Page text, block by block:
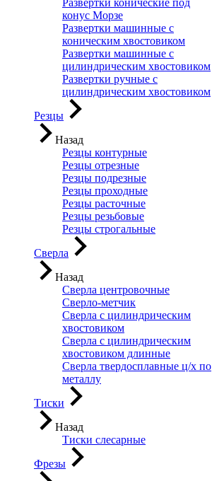
Развертки конические под
конус Морзе
Развертки машинные с
коническим хвостовиком
Развертки машинные с
цилиндрическим хвостовиком
Развертки ручные с
цилиндрическим хвостовиком
Резцы
Назад
Резцы контурные
Резцы отрезные
Резцы подрезные
Резцы проходные
Резцы расточные
Резцы резьбовые
Резцы строгальные
Сверла
Назад
Сверла центровочные
Сверло-метчик
Сверла с цилиндрическим
хвостовиком
Сверла с цилиндрическим
хвостовиком длинные
Сверла твердосплавные ц/х по
металлу
Тиски
Назад
Тиски слесарные
Фрезы